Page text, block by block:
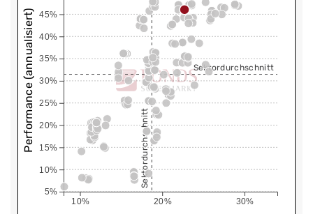
10% 20% 30%
5%
10%
15%
20%
25%
30%
35%
40%
45%
Sektordurchschnitt
Sektordurchschnitt
Performance (annualisiert)